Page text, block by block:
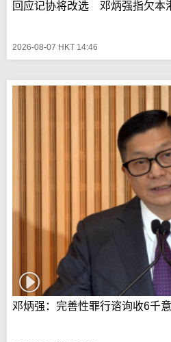
回应记协将改选 邓炳强指欠本
2026-08-07 HKT 14:46
邓炳强：完善性罪行谘询收6千